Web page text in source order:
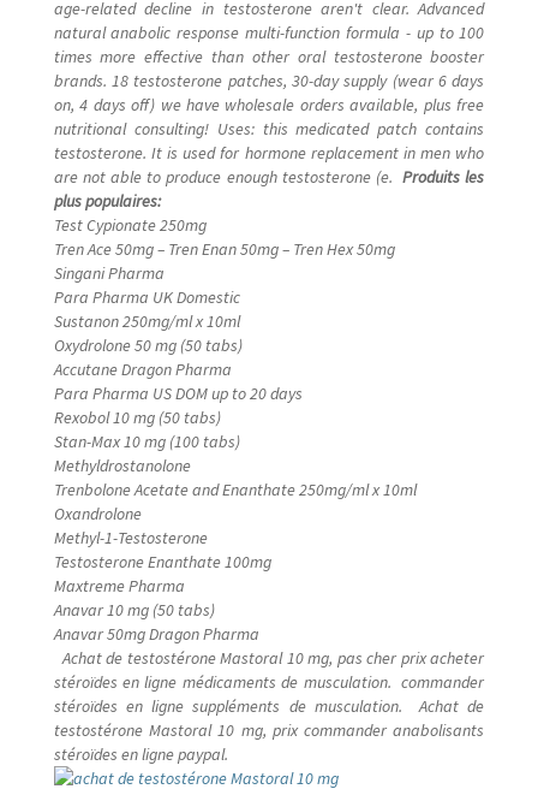
age-related decline in testosterone aren't clear. Advanced
natural anabolic response multi-function formula - up to 100
times more effective than other oral testosterone booster
brands. 18 testosterone patches, 30-day supply (wear 6 days
on, 4 days off) we have wholesale orders available, plus free
nutritional consulting! Uses: this medicated patch contains
testosterone. It is used for hormone replacement in men who
are not able to produce enough testosterone (e.Produits les
plus populaires:
Test Cypionate 250mg
Tren Ace 50mg – Tren Enan 50mg – Tren Hex 50mg
Singani Pharma
Para Pharma UK Domestic
Sustanon 250mg/ml x 10ml
Oxydrolone 50 mg (50 tabs)
Accutane Dragon Pharma
Para Pharma US DOM up to 20 days
Rexobol 10 mg (50 tabs)
Stan-Max 10 mg (100 tabs)
Methyldrostanolone
Trenbolone Acetate and Enanthate 250mg/ml x 10ml
Oxandrolone
Methyl-1-Testosterone
Testosterone Enanthate 100mg
Maxtreme Pharma
Anavar 10 mg (50 tabs)
Anavar 50mg Dragon Pharma
Achat de testostérone Mastoral 10 mg, pas cher prix acheter
stéroïdes en ligne médicaments de musculation. commander
stéroïdes en ligne suppléments de musculation. Achat de
testostérone Mastoral 10 mg, prix commander anabolisants
stéroïdes en ligne paypal.